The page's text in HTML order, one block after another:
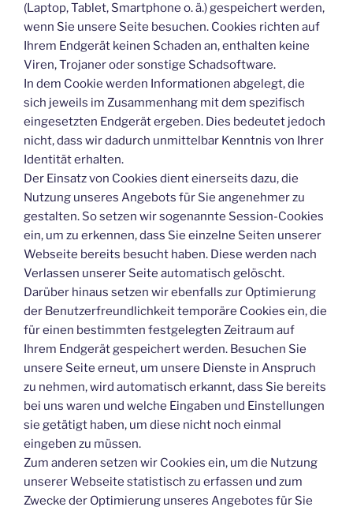
(Laptop, Tablet, Smartphone o. ä.) gespeichert werden,
wenn Sie unsere Seite besuchen. Cookies richten auf
Ihrem Endgerät keinen Schaden an, enthalten keine
Viren, Trojaner oder sonstige Schadsoftware.
In dem Cookie werden Informationen abgelegt, die
sich jeweils im Zusammenhang mit dem spezifisch
eingesetzten Endgerät ergeben. Dies bedeutet jedoch
nicht, dass wir dadurch unmittelbar Kenntnis von Ihrer
Identität erhalten.
Der Einsatz von Cookies dient einerseits dazu, die
Nutzung unseres Angebots für Sie angenehmer zu
gestalten. So setzen wir sogenannte Session-Cookies
ein, um zu erkennen, dass Sie einzelne Seiten unserer
Webseite bereits besucht haben. Diese werden nach
Verlassen unserer Seite automatisch gelöscht.
Darüber hinaus setzen wir ebenfalls zur Optimierung
der Benutzerfreundlichkeit temporäre Cookies ein, die
für einen bestimmten festgelegten Zeitraum auf
Ihrem Endgerät gespeichert werden. Besuchen Sie
unsere Seite erneut, um unsere Dienste in Anspruch
zu nehmen, wird automatisch erkannt, dass Sie bereits
bei uns waren und welche Eingaben und Einstellungen
sie getätigt haben, um diese nicht noch einmal
eingeben zu müssen.
Zum anderen setzen wir Cookies ein, um die Nutzung
unserer Webseite statistisch zu erfassen und zum
Zwecke der Optimierung unseres Angebotes für Sie